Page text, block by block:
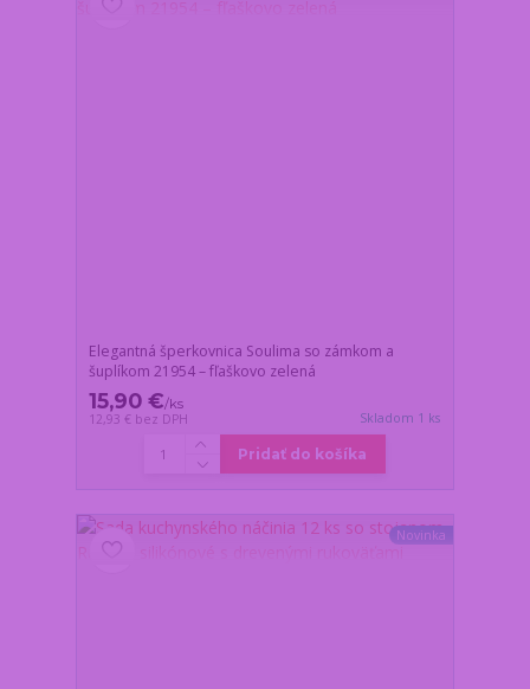
Elegantná šperkovnica Soulima so zámkom a
šuplíkom 21954 – fľaškovo zelená
15,90 €/ks
12,93 € bez DPH Skladom 1 ks
Pridať do košíka
Novinka